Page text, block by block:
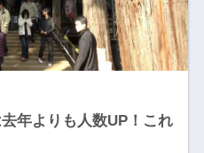
年よりも人数UP！これ